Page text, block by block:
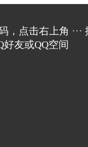
，点击右上角 ···
好友或QQ空间